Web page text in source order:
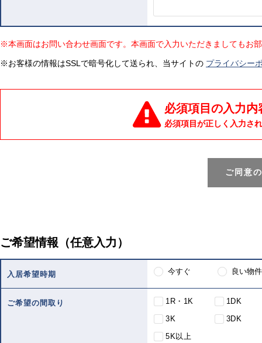
※本画面はお問い合わせ画面です。本画面で入力いただきましてもお
※お客様の情報はSSLで暗号化して送られ、当サイトの プライバシー
必須項目の入力
必須項目が正しく入力さ
ご同意
ご希望情報（任意入力）
入居希望時期 今すぐ 良い物
ご希望の間取り 1R・1K
1DK
3K
3DK
5K以上